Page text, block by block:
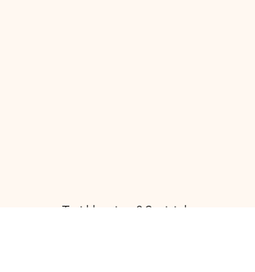
Turi klausimų? Susisiek: